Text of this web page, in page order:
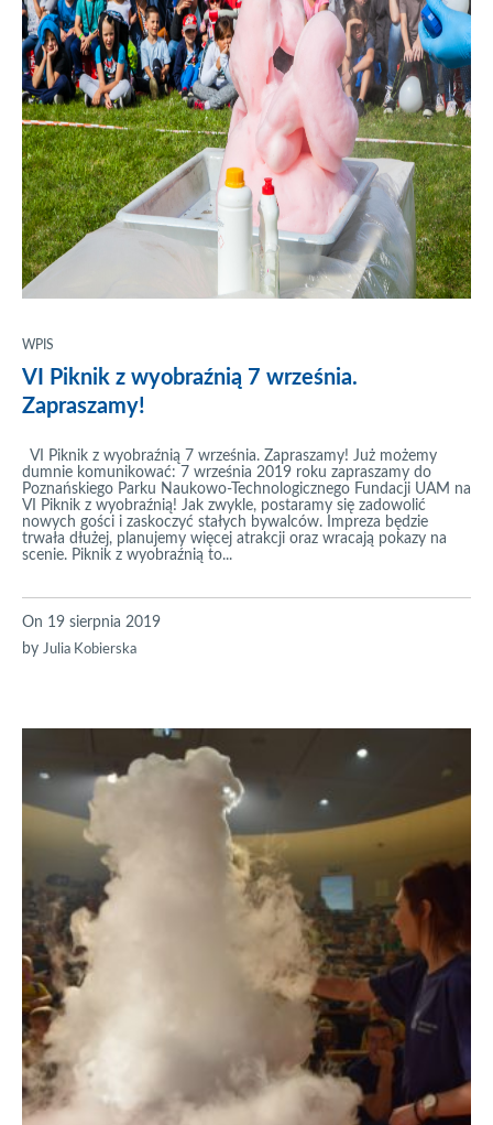
WPIS
VI Piknik z wyobraźnią 7 września.
Zapraszamy!
VI Piknik z wyobraźnią 7 września. Zapraszamy! Już możemy
dumnie komunikować: 7 września 2019 roku zapraszamy do
Poznańskiego Parku Naukowo-Technologicznego Fundacji UAM na
VI Piknik z wyobraźnią! Jak zwykle, postaramy się zadowolić
nowych gości i zaskoczyć stałych bywalców. Impreza będzie
trwała dłużej, planujemy więcej atrakcji oraz wracają pokazy na
scenie. Piknik z wyobraźnią to...
On 19 sierpnia 2019
by Julia Kobierska